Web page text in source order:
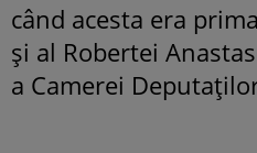
când acesta era
și al Robertei
a Camerei